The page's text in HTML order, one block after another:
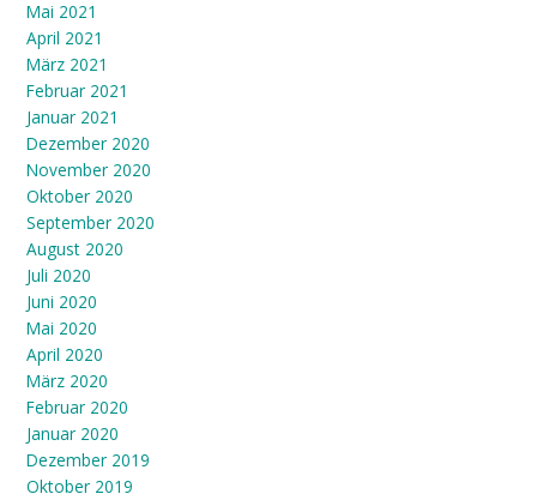
Mai 2021
April 2021
März 2021
Februar 2021
Januar 2021
Dezember 2020
November 2020
Oktober 2020
September 2020
August 2020
Juli 2020
Juni 2020
Mai 2020
April 2020
März 2020
Februar 2020
Januar 2020
Dezember 2019
Oktober 2019